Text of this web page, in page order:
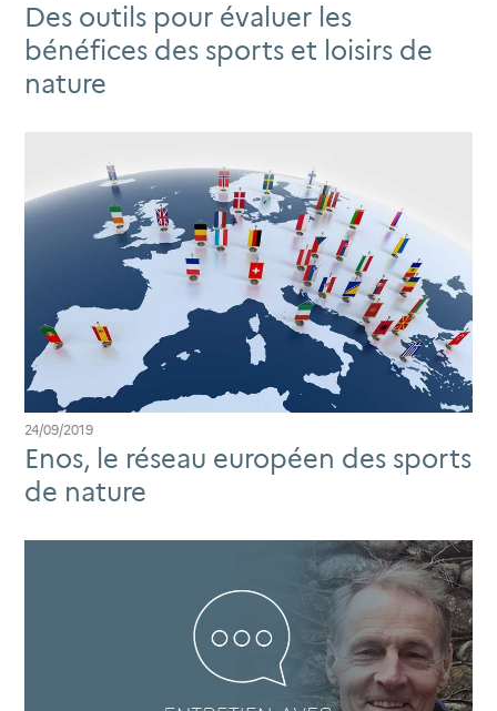
Des outils pour évaluer les
bénéfices des sports et loisirs de
nature
24/09/2019
Enos, le réseau européen des sports
de nature